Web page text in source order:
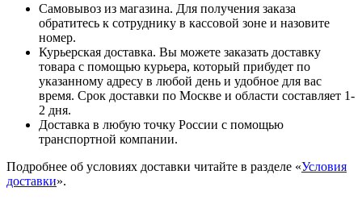
Самовывоз из магазина. Для получения заказа
обратитесь к сотруднику в кассовой зоне и назовите
номер.
Курьерская доставка. Вы можете заказать доставку
товара с помощью курьера, который прибудет по
указанному адресу в любой день и удобное для вас
время. Срок доставки по Москве и области составляет 1-
2 дня.
Доставка в любую точку России с помощью
транспортной компании.
Подробнее об условиях доставки читайте в разделе «Условия
доставки».